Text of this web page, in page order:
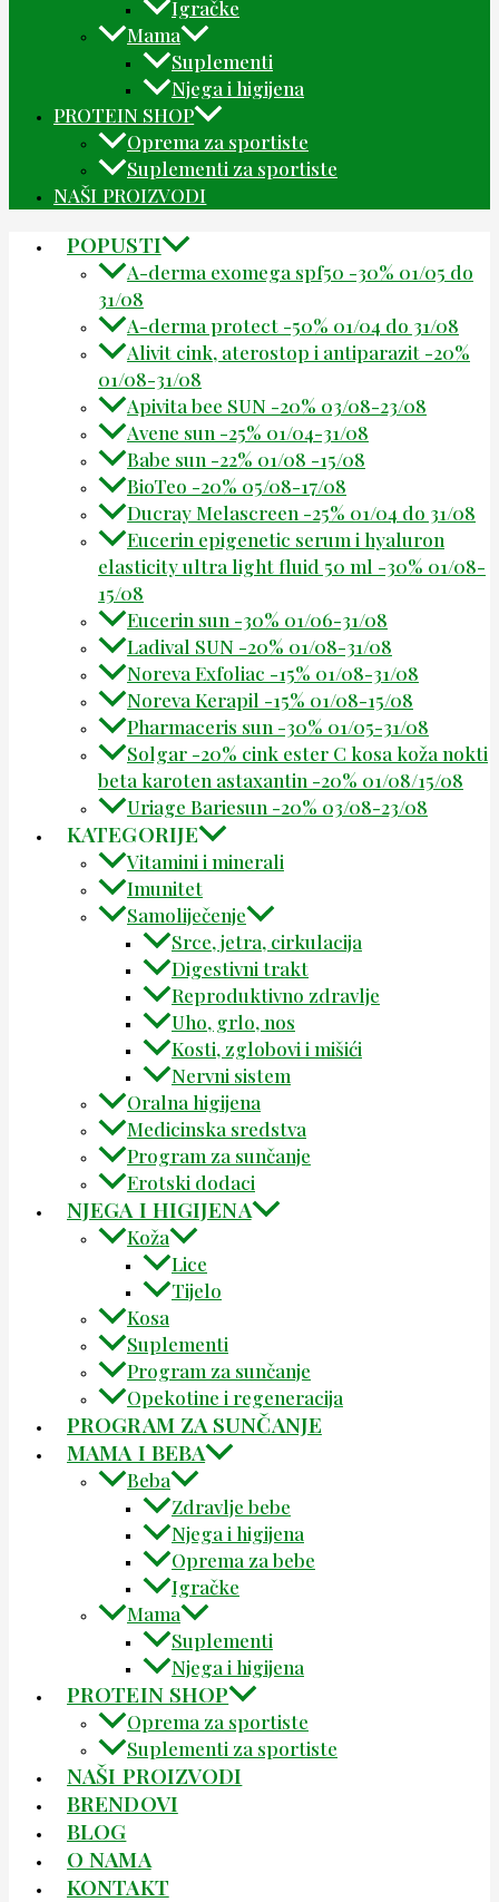
Igračke
Mama
Suplementi
Njega i higijena
PROTEIN SHOP
Oprema za sportiste
Suplementi za sportiste
NAŠI PROIZVODI
POPUSTI
A-derma exomega spf50 -30% 01/05 do
31/08
A-derma protect -50% 01/04 do 31/08
Alivit cink, aterostop i antiparazit -20%
01/08-31/08
Apivita bee SUN -20% 03/08-23/08
Avene sun -25% 01/04-31/08
Babe sun -22% 01/08 -15/08
BioTeo -20% 05/08-17/08
Ducray Melascreen -25% 01/04 do 31/08
Eucerin epigenetic serum i hyaluron
elasticity ultra light fluid 50 ml -30% 01/08-
15/08
Eucerin sun -30% 01/06-31/08
Ladival SUN -20% 01/08-31/08
Noreva Exfoliac -15% 01/08-31/08
Noreva Kerapil -15% 01/08-15/08
Pharmaceris sun -30% 01/05-31/08
Solgar -20% cink ester C kosa koža nokti
beta karoten astaxantin -20% 01/08/15/08
Uriage Bariesun -20% 03/08-23/08
KATEGORIJE
Vitamini i minerali
Imunitet
Samoliječenje
Srce, jetra, cirkulacija
Digestivni trakt
Reproduktivno zdravlje
Uho, grlo, nos
Kosti, zglobovi i mišići
Nervni sistem
Oralna higijena
Medicinska sredstva
Program za sunčanje
Erotski dodaci
NJEGA I HIGIJENA
Koža
Lice
Tijelo
Kosa
Suplementi
Program za sunčanje
Opekotine i regeneracija
PROGRAM ZA SUNČANJE
MAMA I BEBA
Beba
Zdravlje bebe
Njega i higijena
Oprema za bebe
Igračke
Mama
Suplementi
Njega i higijena
PROTEIN SHOP
Oprema za sportiste
Suplementi za sportiste
NAŠI PROIZVODI
BRENDOVI
BLOG
O NAMA
KONTAKT